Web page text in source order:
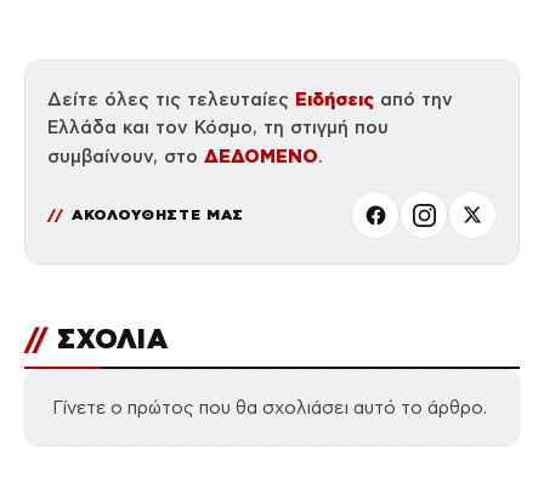
Δείτε όλες τις τελευταίες Ειδήσεις από την
Ελλάδα και τον Κόσμο, τη στιγμή που
συμβαίνουν, στο ΔΕΔΟΜΕΝΟ.
ΑΚΟΛΟΥΘΗΣΤΕ ΜΑΣ
// ΣΧΟΛΙΑ
Γίνετε ο πρώτος που θα σχολιάσει αυτό το άρθρο.